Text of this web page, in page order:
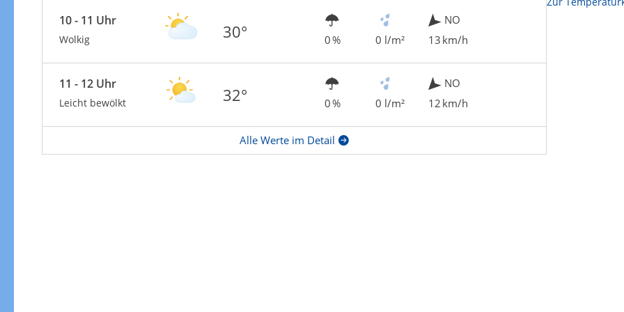
10 - 11 Uhr
Wolkig 30° 0 % 0 l/m²
NO
13 km/h
11 - 12 Uhr
Leicht bewölkt 32° 0 % 0 l/m²
NO
12 km/h
Alle Werte im Detail